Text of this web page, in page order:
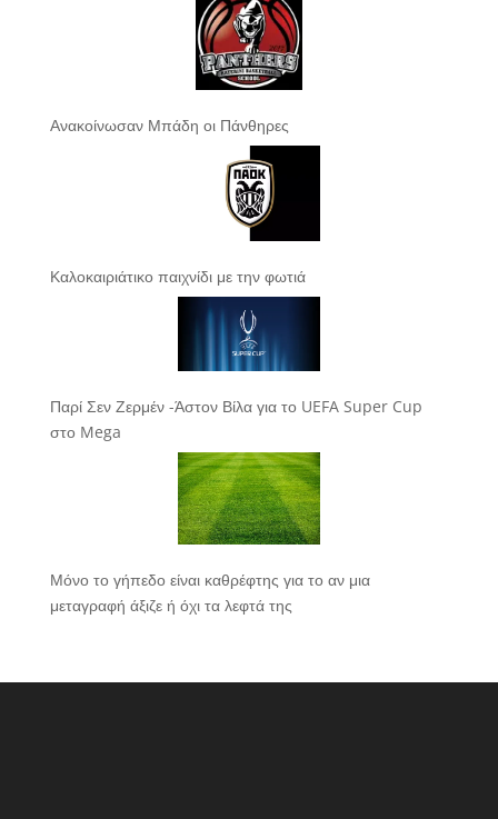
Ανακοίνωσαν Μπάδη οι Πάνθηρες
Καλοκαιριάτικο παιχνίδι με την φωτιά
Παρί Σεν Ζερμέν -Άστον Βίλα για το UEFA Super Cup
στο Mega
Μόνο το γήπεδο είναι καθρέφτης για το αν μια
μεταγραφή άξιζε ή όχι τα λεφτά της